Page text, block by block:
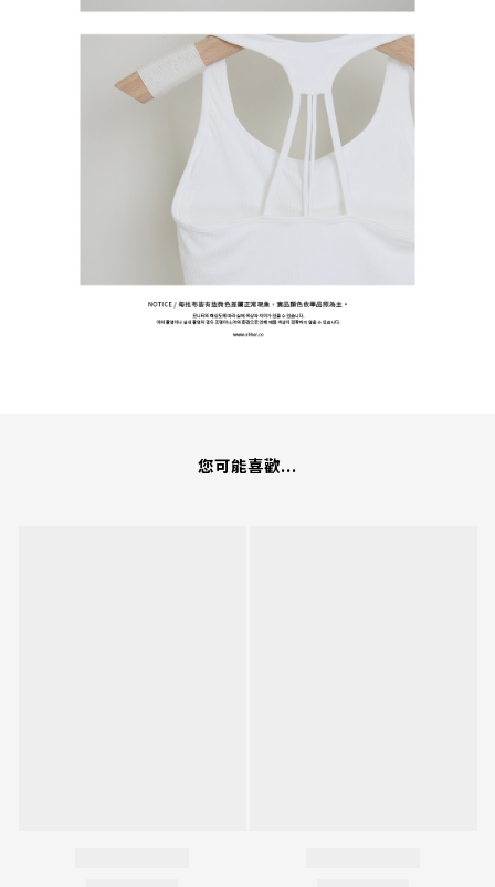
您可能喜歡...